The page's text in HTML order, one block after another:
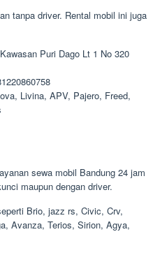
tanpa driver. Rental mobil ini juga
Puri Dago Lt 1 No 320
Livina, APV, Pajero, Freed,
sewa mobil Bandung 24 jam
maupun dengan driver.
Brio, jazz rs, Civic, Crv,
Avanza, Terios, Sirion, Agya,